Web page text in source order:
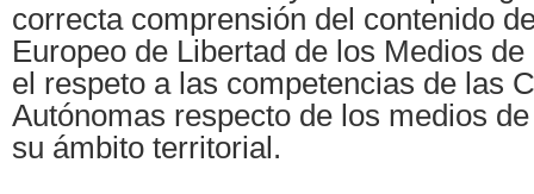
correcta comprensión del contenido
Europeo de Libertad de los Medios
el respeto a las competencias de las
Autónomas respecto de los medios
su ámbito territorial.